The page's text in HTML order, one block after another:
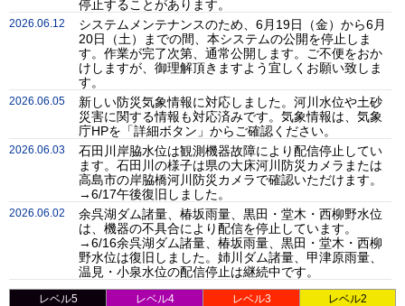
停止することがあります。
2026.06.12
システムメンテナンスのため、6月19日（金）から6月
20日（土）までの間、本システムの公開を停止しま
す。作業が完了次第、通常公開します。ご不便をおか
けしますが、御理解頂きますよう宜しくお願い致しま
す。
2026.06.05
新しい防災気象情報に対応しました。河川水位や土砂
災害に関する情報も対応済みです。気象情報は、気象
庁HPを「詳細ボタン」からご確認ください。
2026.06.03
石田川岸脇水位は観測機器故障により配信停止してい
ます。石田川の様子は県の大床河川防災カメラまたは
高島市の岸脇橋河川防災カメラで確認いただけます。
→6/17午後復旧しました。
2026.06.02
余呉湖ダム諸量、椿坂雨量、黒田・堂木・西柳野水位
は、機器の不具合により配信を停止しています。
→6/16余呉湖ダム諸量、椿坂雨量、黒田・堂木・西柳
野水位は復旧しました。姉川ダム諸量、甲津原雨量、
温見・小泉水位の配信停止は継続中です。
レベル5 レベル4 レベル3
レベル2